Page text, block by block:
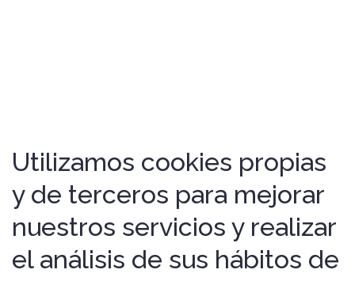
Utilizamos cookies propias
y de terceros para mejorar
nuestros servicios y realizar
el análisis de sus hábitos de